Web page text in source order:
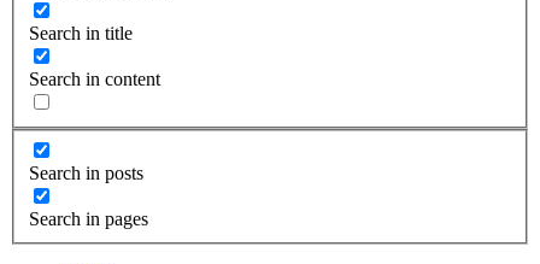
Search in title
Search in content
Search in posts
Search in pages